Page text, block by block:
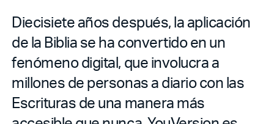
Diecisiete años después, la aplicación
de la Biblia se ha convertido en un
fenómeno digital, que involucra a
millones de personas a diario con las
Escrituras de una manera más